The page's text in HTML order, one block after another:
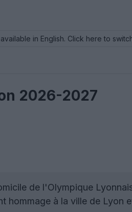
in English. Click here to
2026-2027
de l'Olympique
hommage à la ville de Lyon